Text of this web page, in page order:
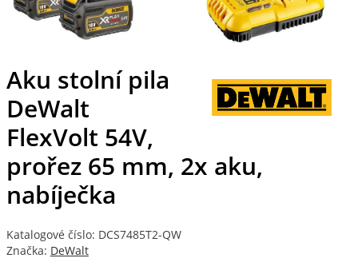
Aku stolní pila
DeWalt
FlexVolt 54V,
prořez 65 mm, 2x aku,
nabíječka
Katalogové číslo: DCS7485T2-QW
Značka: DeWalt